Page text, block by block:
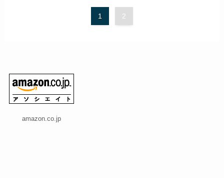
1 2
amazon.co.jp